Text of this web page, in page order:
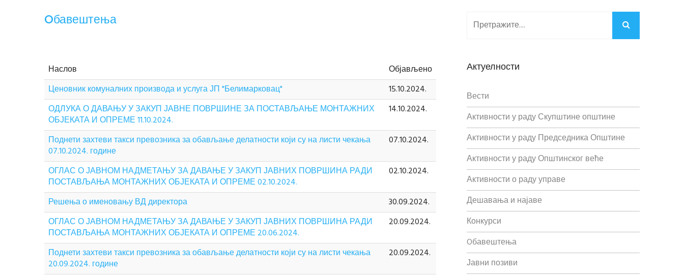
Oбавештења
Наслов
Објављено
Ценовник комуналних производа и услуга ЈП "Белимарковац"
15.10.2024.
ОДЛУКА О ДАВАЊУ У ЗАКУП ЈАВНЕ ПОВРШИНЕ ЗА ПОСТАВЉАЊЕ МОНТАЖНИХ
ОБЈЕКАТА И ОПРЕМЕ 11.10.2024.
14.10.2024.
Поднети захтеви такси превозника за обављање делатности који су на листи чекања
07.10.2024. године
07.10.2024.
ОГЛАС О ЈАВНОМ НАДМЕТАЊУ ЗА ДАВАЊЕ У ЗАКУП ЈАВНИХ ПОВРШИНА РАДИ
ПОСТАВЉАЊА МОНТАЖНИХ ОБЈЕКАТА И ОПРЕМЕ 02.10.2024.
02.10.2024.
Решења о именовању ВД директора
30.09.2024.
ОГЛАС О ЈАВНОМ НАДМЕТАЊУ ЗА ДАВАЊЕ У ЗАКУП ЈАВНИХ ПОВРШИНА РАДИ
ПОСТАВЉАЊА МОНТАЖНИХ ОБЈЕКАТА И ОПРЕМЕ 20.06.2024.
20.09.2024.
Поднети захтеви такси превозника за обављање делатности који су на листи чекања
20.09.2024. године
20.09.2024.
Актуелности
Вести
Активности у раду Скупштине општине
Активности у раду Председника Општине
Активности у раду Општинског веће
Активности о раду управе
Дешавања и најаве
Конкурси
Oбавештења
Јавни позиви